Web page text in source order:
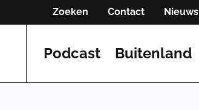
Zoeken Contact Nieuws
Podcast Buitenland